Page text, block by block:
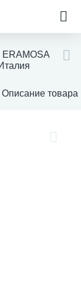
ERAMOSA
Описание товара